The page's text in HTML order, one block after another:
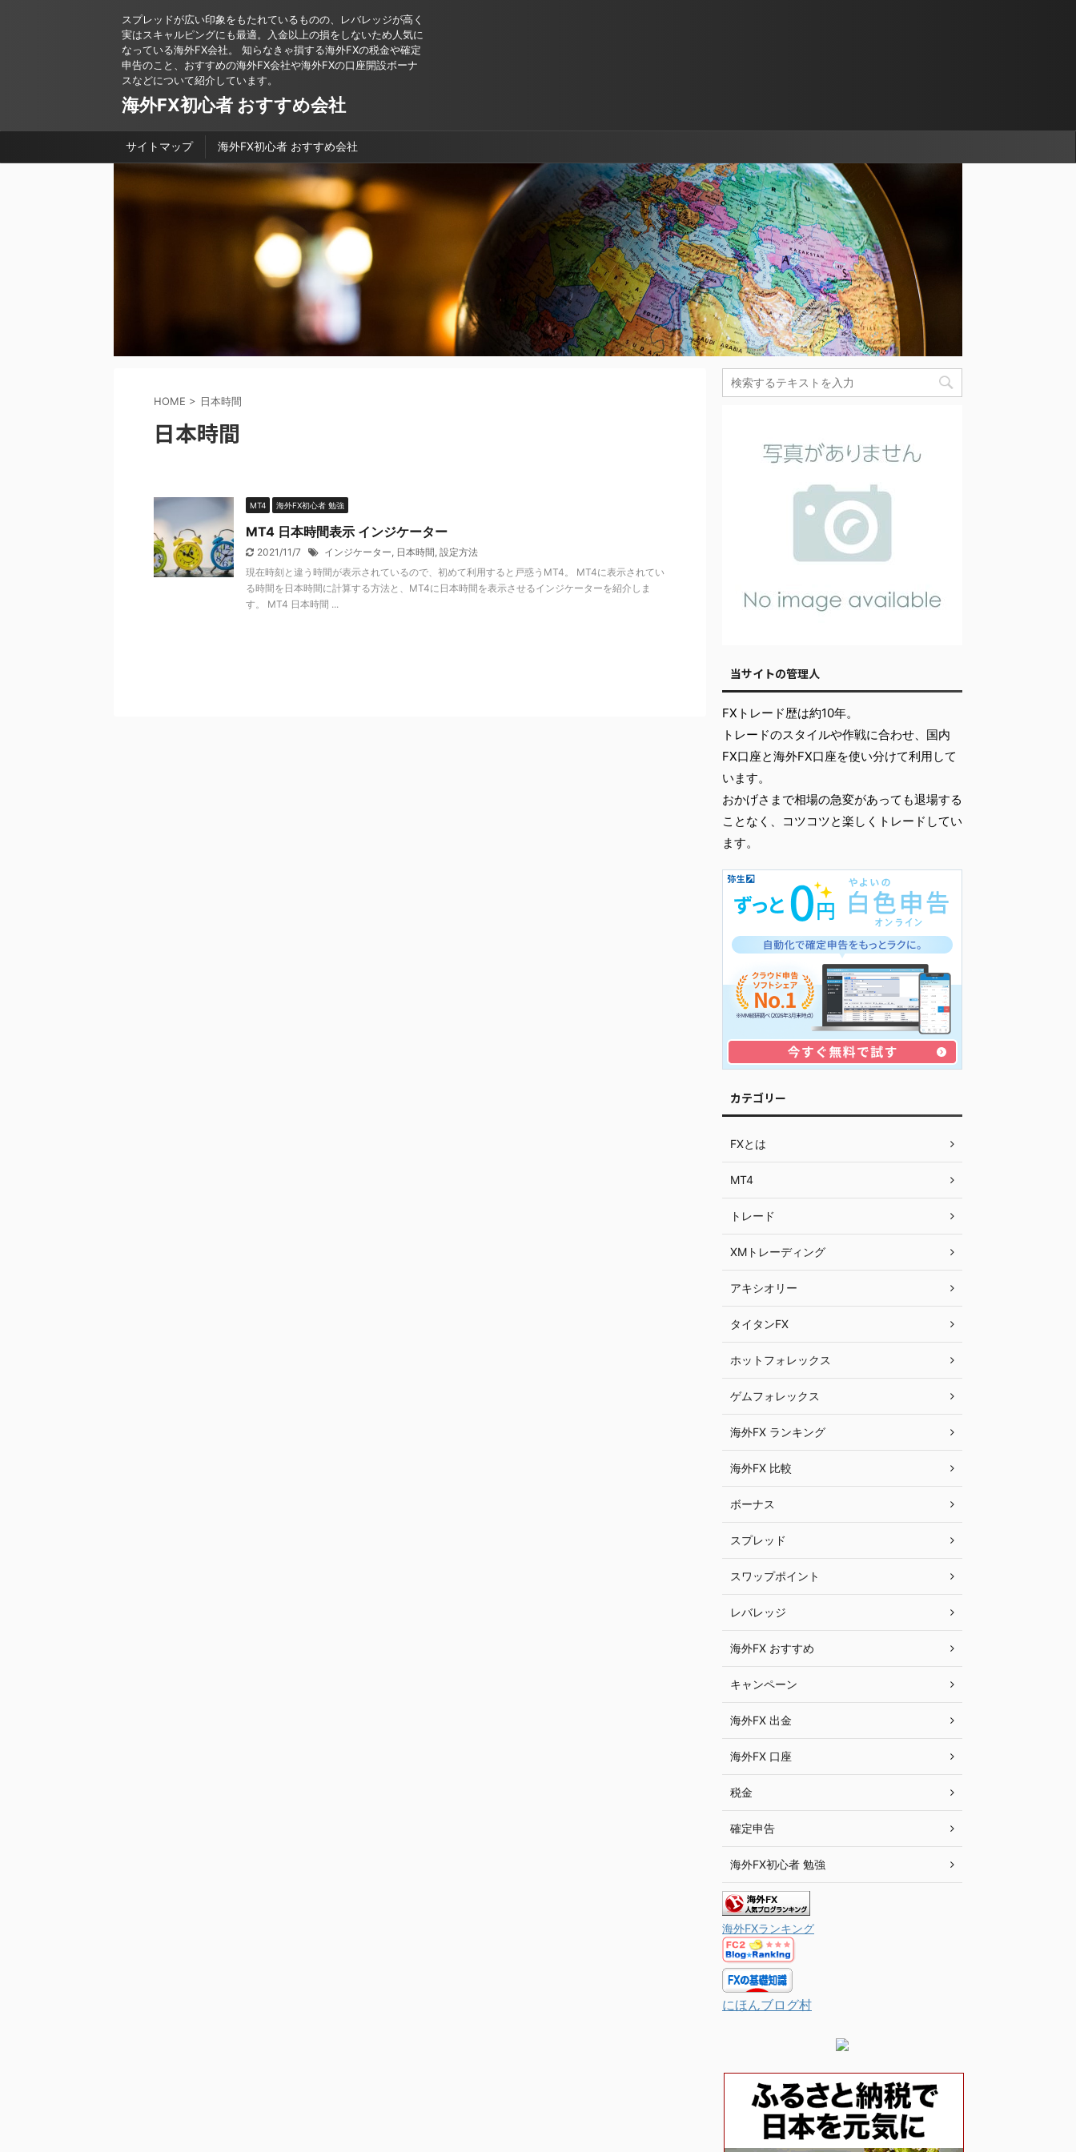
スプレッドが広い印象をもたれているものの、レバレッジが高く
実はスキャルピングにも最適。入金以上の損をしないため人気に
なっている海外FX会社。 知らなきゃ損する海外FXの税金や確定
申告のこと、おすすめの海外FX会社や海外FXの口座開設ボーナ
スなどについて紹介しています。
海外FX初心者 おすすめ会社
サイトマップ 海外FX初心者 おすすめ会社
HOME > 日本時間
日本時間
MT4 海外FX初心者 勉強
MT4 日本時間表示 インジケーター
2021/11/7 インジケーター, 日本時間, 設定方法
現在時刻と違う時間が表示されているので、初めて利用すると戸惑うMT4。 MT4に表示されてい
る時間を日本時間に計算する方法と、MT4に日本時間を表示させるインジケーターを紹介しま
す。 MT4 日本時間 ...
当サイトの管理人
FXトレード歴は約10年。
トレードのスタイルや作戦に合わせ、国内
FX口座と海外FX口座を使い分けて利用して
います。
おかげさまで相場の急変があっても退場する
ことなく、コツコツと楽しくトレードしてい
ます。
カテゴリー
FXとは
MT4
トレード
XMトレーディング
アキシオリー
タイタンFX
ホットフォレックス
ゲムフォレックス
海外FX ランキング
海外FX 比較
ボーナス
スプレッド
スワップポイント
レバレッジ
海外FX おすすめ
キャンペーン
海外FX 出金
海外FX 口座
税金
確定申告
海外FX初心者 勉強
海外FXランキング
にほんブログ村